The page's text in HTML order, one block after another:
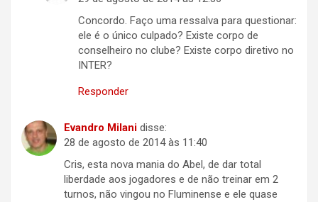
Concordo. Faço uma ressalva para questionar:
ele é o único culpado? Existe corpo de
conselheiro no clube? Existe corpo diretivo no
INTER?
Responder
Evandro Milani disse:
28 de agosto de 2014 às 11:40
Cris, esta nova mania do Abel, de dar total
liberdade aos jogadores e de não treinar em 2
turnos, não vingou no Fluminense e ele quase